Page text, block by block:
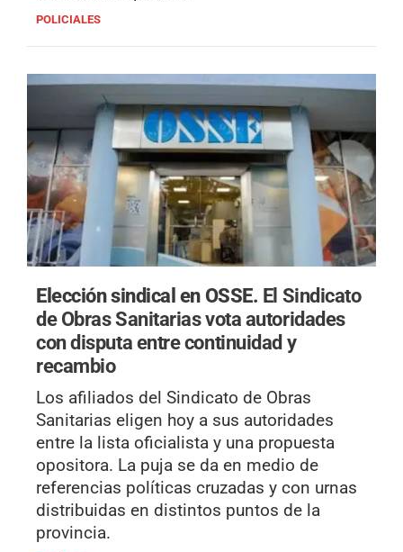
POLICIALES
Elección sindical en OSSE. El Sindicato
de Obras Sanitarias vota autoridades
con disputa entre continuidad y
recambio
Los afiliados del Sindicato de Obras
Sanitarias eligen hoy a sus autoridades
entre la lista oficialista y una propuesta
opositora. La puja se da en medio de
referencias políticas cruzadas y con urnas
distribuidas en distintos puntos de la
provincia.